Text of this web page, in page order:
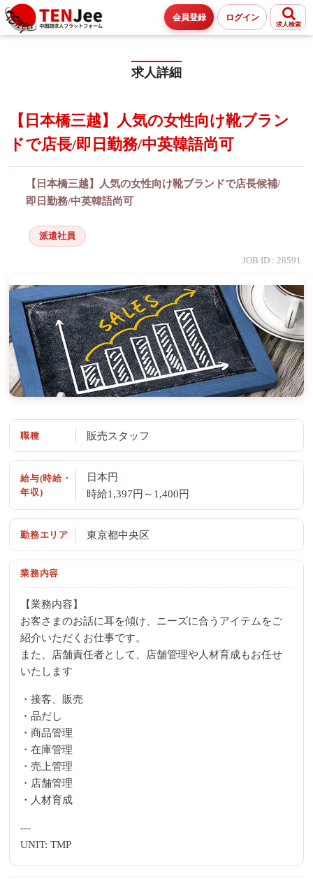
会員登録 ログイン
求人検索
求人詳細
【日本橋三越】人気の女性向け靴ブラン
ドで店長/即日勤務/中英韓語尚可
【日本橋三越】人気の女性向け靴ブランドで店長候補/
即日勤務/中英韓語尚可
派遣社員
JOB ID : 28591
職種 販売スタッフ
給与(時給・
年収)
日本円
時給1,397円～1,400円
勤務エリア 東京都中央区
業務内容
【業務内容】
お客さまのお話に耳を傾け、ニーズに合うアイテムをご
紹介いただくお仕事です。
また、店舗責任者として、店舗管理や人材育成もお任せ
いたします
・接客、販売
・品だし
・商品管理
・在庫管理
・売上管理
・店舗管理
・人材育成
---
UNIT: TMP